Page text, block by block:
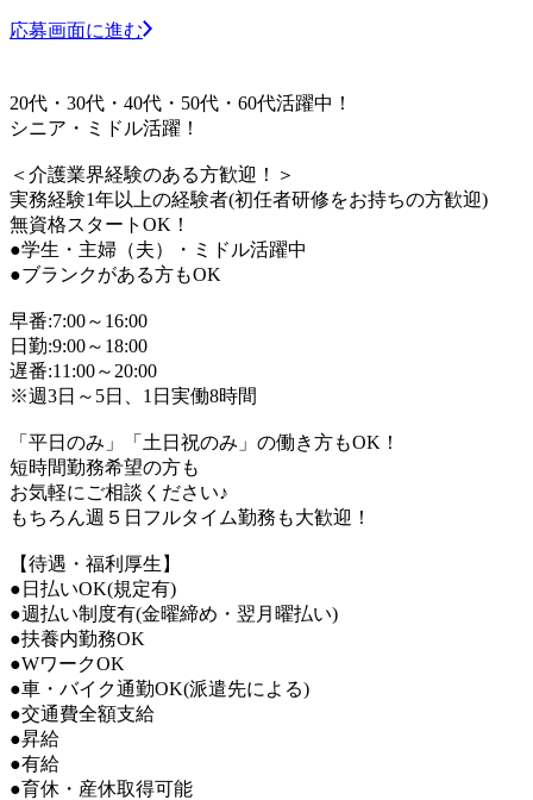
応募画面に進む
20代・30代・40代・50代・60代活躍中！
シニア・ミドル活躍！
＜介護業界経験のある方歓迎！＞
実務経験1年以上の経験者(初任者研修をお持ちの方歓迎)
無資格スタートOK！
●学生・主婦（夫）・ミドル活躍中
●ブランクがある方もOK
早番:7:00～16:00
日勤:9:00～18:00
遅番:11:00～20:00
※週3日～5日、1日実働8時間
「平日のみ」「土日祝のみ」の働き方もOK！
短時間勤務希望の方も
お気軽にご相談ください♪
もちろん週５日フルタイム勤務も大歓迎！
【待遇・福利厚生】
●日払いOK(規定有)
●週払い制度有(金曜締め・翌月曜払い)
●扶養内勤務OK
●WワークOK
●車・バイク通勤OK(派遣先による)
●交通費全額支給
●昇給
●有給
●育休・産休取得可能